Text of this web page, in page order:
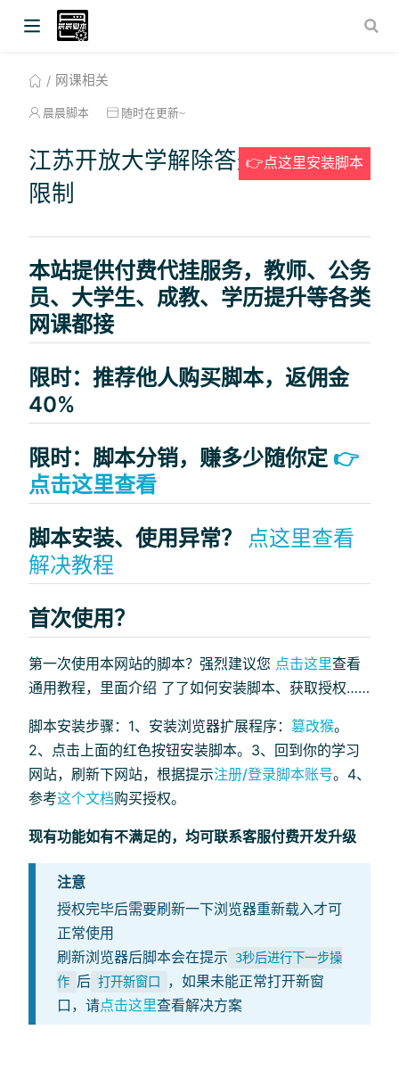
网课相关
晨晨脚本 随时在更新~
江苏开放大学解除答题无法粘贴
限制
👉点这里安装脚本
本站提供付费代挂服务，教师、公务
员、大学生、成教、学历提升等各类
网课都接
限时：推荐他人购买脚本，返佣金
40%
限时：脚本分销，赚多少随你定 👉
点击这里查看
脚本安装、使用异常？ 点这里查看
解决教程
首次使用？
第一次使用本网站的脚本？强烈建议您 点击这里查看
通用教程，里面介绍 了了如何安装脚本、获取授权……
脚本安装步骤：1、安装浏览器扩展程序： 篡改猴。
2、点击上面的红色按钮安装脚本。3、回到你的学习
网站，刷新下网站，根据提示注册/登录脚本账号。4、
参考这个文档购买授权。
现有功能如有不满足的，均可联系客服付费开发升级
注意
授权完毕后需要刷新一下浏览器重新载入才可
正常使用
刷新浏览器后脚本会在提示
3秒后进行下一步操
作 后 打开新窗口
，如果未能正常打开新窗
口，请点击这里查看解决方案